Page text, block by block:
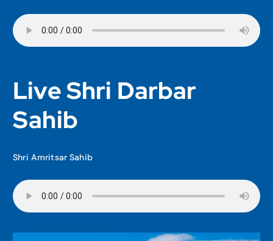
Live Shri Darbar
Sahib
Shri Amritsar Sahib